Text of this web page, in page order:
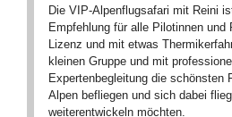
Die VIP-Alpenflugsafari mit Reini
Empfehlung für alle Pilotinnen und
Lizenz und mit etwas
kleinen Gruppe und mit
Expertenbegleitung die schönsten
Alpen befliegen und sich dabei
weiterentwickeln möchten.